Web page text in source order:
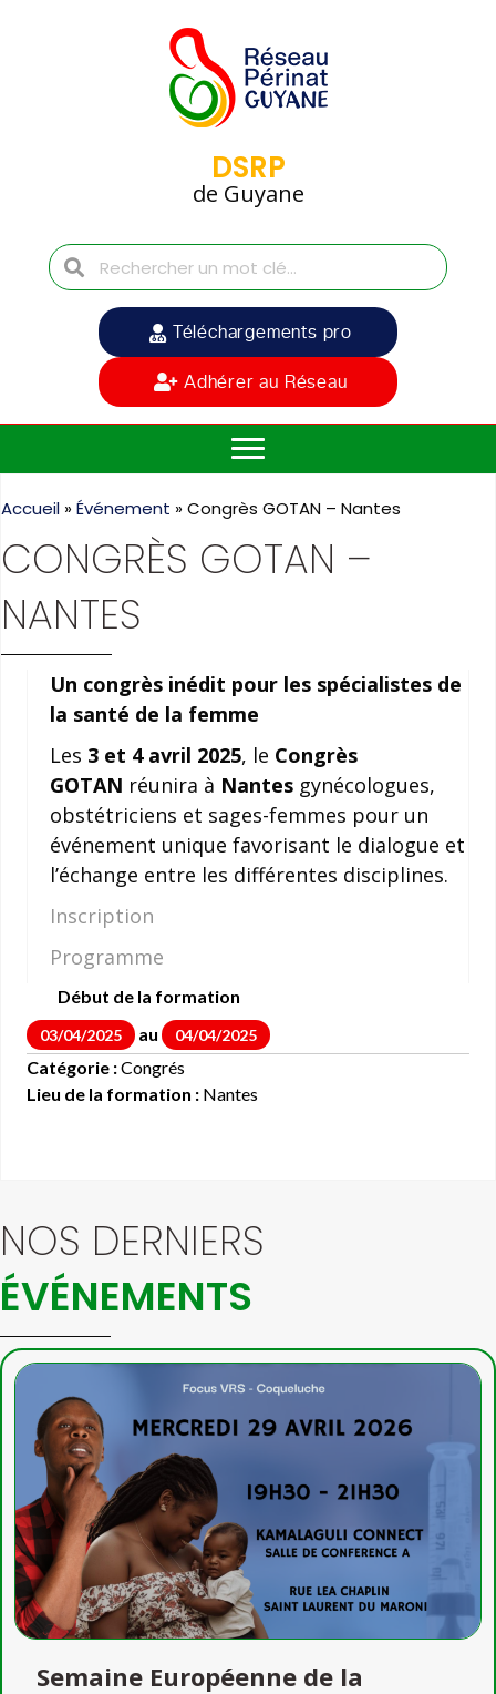
DSRP
de Guyane
Téléchargements pro
Adhérer au Réseau
Accueil »Événement »Congrès GOTAN – Nantes
CONGRÈS GOTAN –
NANTES
Un congrès inédit pour les spécialistes de
la santé de la femme
Les 3 et 4 avril 2025, le Congrès
GOTAN réunira à Nantes gynécologues,
obstétriciens et sages-femmes pour un
événement unique favorisant le dialogue et
l’échange entre les différentes disciplines.
Inscription
Programme
Début de la formation
03/04/2025 au 04/04/2025
Catégorie :Congrés
Lieu de la formation : Nantes
NOS DERNIERS
ÉVÉNEMENTS
Semaine Européenne de la